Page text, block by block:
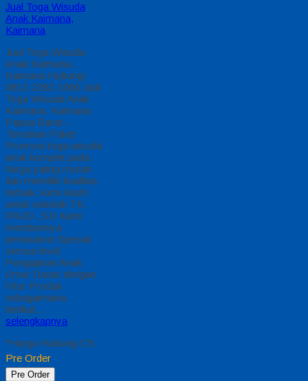
Jual Toga Wisuda
Anak Kaimana,
Kaimana
Jual Toga Wisuda
Anak Kaimana,
Kaimana Hubungi
0812-2282-1060 Jual
Toga Wisuda Anak
Kaimana, Kaimana
Papua Barat –
Temukan Paket
Promosi toga wisuda
anak komplet pada
harga paling murah
dan memiliki kualitas
terbaik, kami kasih
untuk sekolah TK,
PAUD , SD Kami
memberinya
penawaran Special
semua level
Pengajaran Anak
Umur Dasar dengan
Fitur Produk
sebagaimana
berikut…
selengkapnya
*Harga Hubungi CS
Pre Order
Pre Order